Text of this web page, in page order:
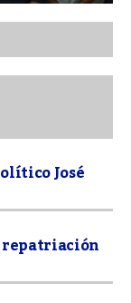
José
repatriación